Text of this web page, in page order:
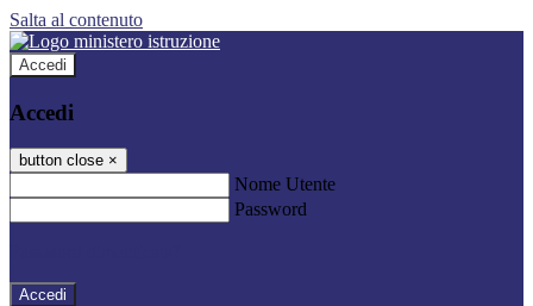
Salta al contenuto
Accedi
Accedi
button close ×
Nome Utente
Password